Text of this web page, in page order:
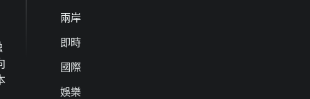
兩岸
即時
國際
娛樂